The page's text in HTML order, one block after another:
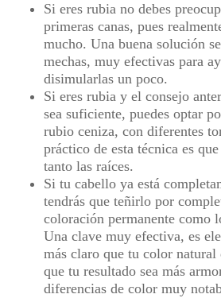
Si eres rubia no debes
primeras canas, pues
mucho. Una buena solución
mechas, muy efectivas para
disimularlas un poco.
Si eres rubia y el consejo
sea suficiente, puedes optar
rubio ceniza, con diferentes
práctico de esta técnica es
tanto las raíces.
Si tu cabello ya está
tendrás que teñirlo por
coloración permanente como
Una clave muy efectiva, es
más claro que tu color natural
que tu resultado sea más
diferencias de color muy